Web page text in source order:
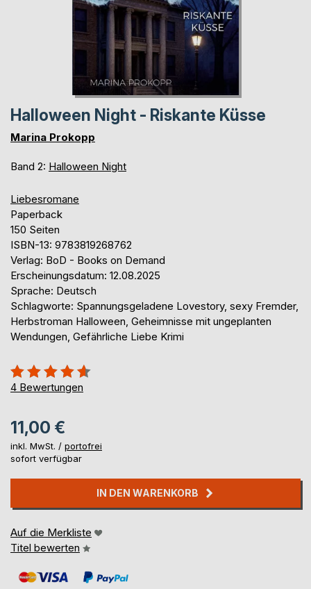
Halloween Night - Riskante Küsse
Marina Prokopp
Band 2: Halloween Night
Liebesromane
Paperback
150 Seiten
ISBN-13: 9783819268762
Verlag: BoD - Books on Demand
Erscheinungsdatum: 12.08.2025
Sprache: Deutsch
Schlagworte: Spannungsgeladene Lovestory, sexy Fremder,
Herbstroman Halloween, Geheimnisse mit ungeplanten
Wendungen, Gefährliche Liebe Krimi
Bewertung::
90%
4 Bewertungen
11,00 €
inkl. MwSt. / portofrei
sofort verfügbar
IN DEN WARENKORB
Auf die Merkliste
Titel bewerten